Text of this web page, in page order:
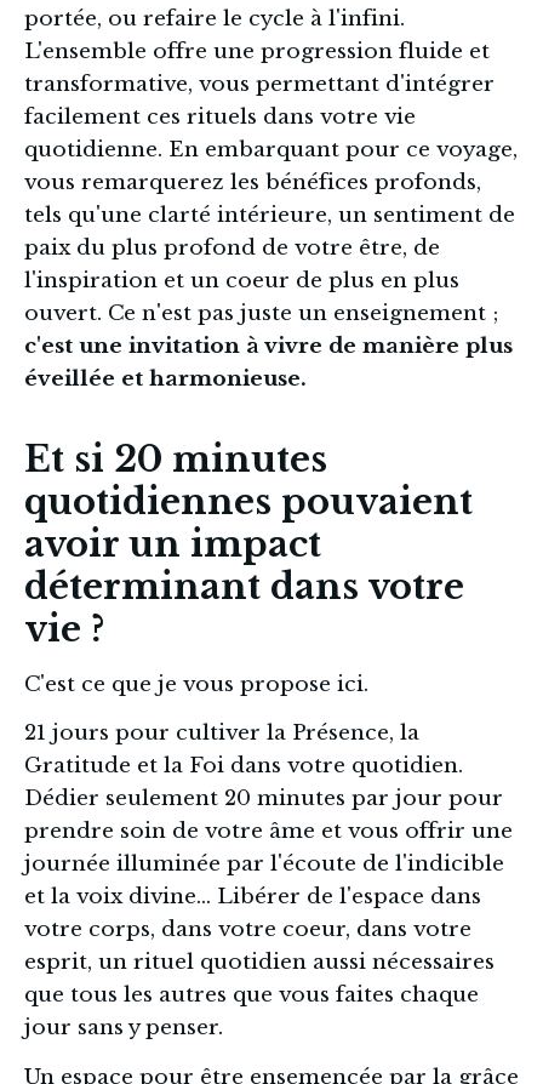
portée, ou refaire le cycle à l'infini.
L'ensemble offre une progression fluide et
transformative, vous permettant d'intégrer
facilement ces rituels dans votre vie
quotidienne. En embarquant pour ce voyage,
vous remarquerez les bénéfices profonds,
tels qu'une clarté intérieure, un sentiment de
paix du plus profond de votre être, de
l'inspiration et un coeur de plus en plus
c'est une invitation à vivre de manière plus
éveillée et harmonieuse.
Et si 20 minutes
quotidiennes pouvaient
avoir un impact
déterminant dans votre
vie ?
C'est ce que je vous propose ici.
21 jours pour cultiver la Présence, la
Gratitude et la Foi dans votre quotidien.
Dédier seulement 20 minutes par jour pour
prendre soin de votre âme et vous offrir une
journée illuminée par l'écoute de l'indicible
et la voix divine... Libérer de l'espace dans
votre corps, dans votre coeur, dans votre
esprit, un rituel quotidien aussi nécessaires
que tous les autres que vous faites chaque
jour sans y penser.
Un espace pour être ensemencée par la grâce